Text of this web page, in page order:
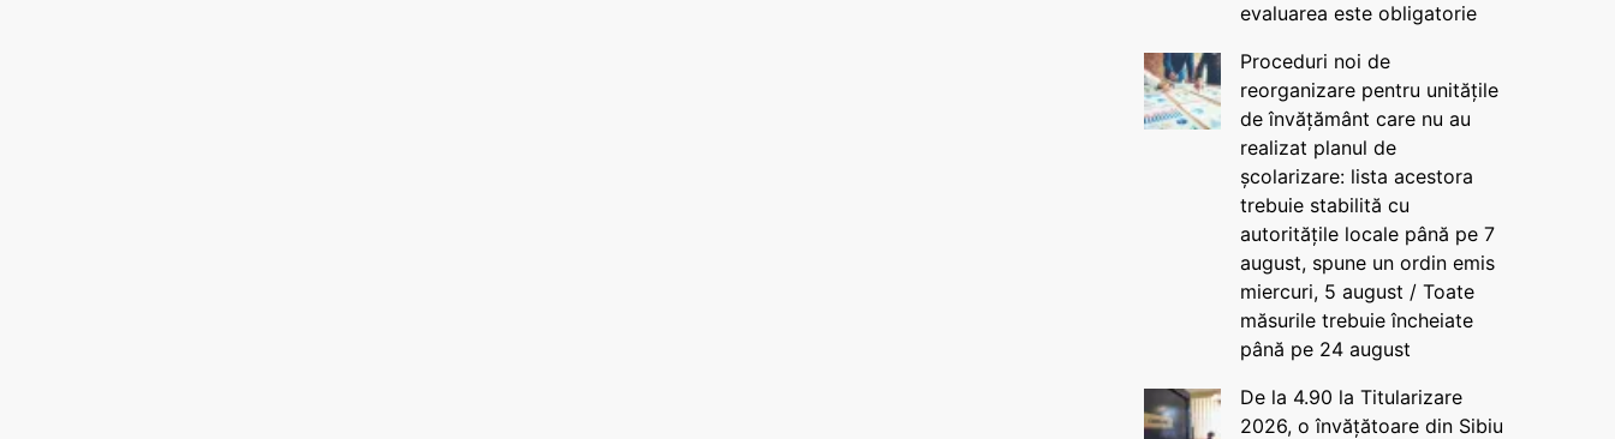
evaluarea este obligatorie
Proceduri noi de
reorganizare pentru unitățile
de învățământ care nu au
realizat planul de
școlarizare: lista acestora
trebuie stabilită cu
autoritățile locale până pe 7
august, spune un ordin emis
miercuri, 5 august / Toate
măsurile trebuie încheiate
până pe 24 august
De la 4.90 la Titularizare
2026, o învățătoare din Sibiu